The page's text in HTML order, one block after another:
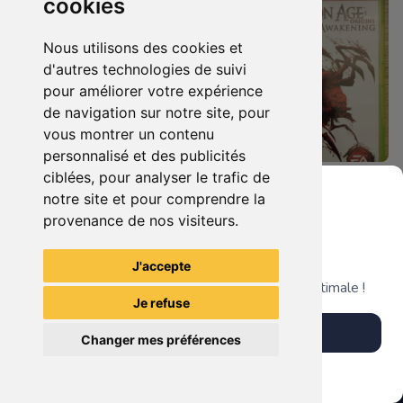
cookies
Nous utilisons des cookies et
d'autres technologies de suivi
pour améliorer votre expérience
de navigation sur notre site, pour
vous montrer un contenu
personnalisé et des publicités
ciblées, pour analyser le trafic de
notre site et pour comprendre la
provenance de nos visiteurs.
J'accepte
Je refuse
Changer mes préférences
8.90 € 0
Dragon Age Origins Xbox 360
14.90 €
TheGamingR83
Grenier du Geek
Télécharge notre app pour une expérience optimale !
Télécharger l'app